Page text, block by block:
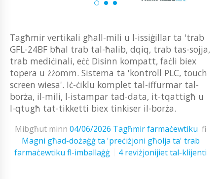
Tagħmir vertikali għall-mili u l-issiġillar ta 'trab
GFL-24BF bħal trab tal-ħalib, dqiq, trab tas-sojja,
trab mediċinali, eċċ Disinn kompatt, faċli biex
topera u żżomm. Sistema ta 'kontroll PLC, touch
screen wiesa'. Iċ-ċiklu komplet tal-iffurmar tal-
borża, il-mili, l-istampar tad-data, it-tqattigħ u
l-qtugħ tat-tikketti biex tinkiser il-borża.
Mibgħut minn 04/06/2026 Tagħmir farmaċewtiku fi
Magni għad-dożaġġ ta 'preċiżjoni għolja ta' trab
farmaċewtiku fl-imballaġġ
4 reviżjonijiet tal-klijenti